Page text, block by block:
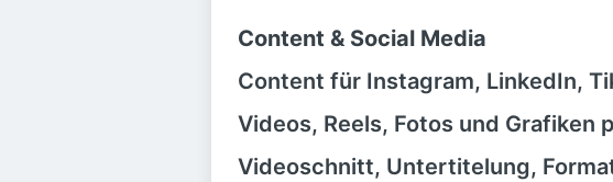
Content & Social Media
Content für Instagram, LinkedIn,
Videos, Reels, Fotos und Grafiken
Videoschnitt, Untertitelung,